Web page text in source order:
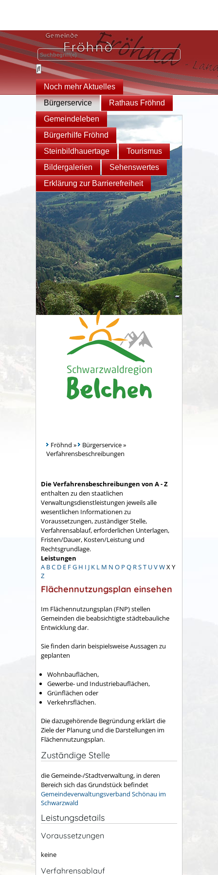
Noch mehr Aktuelles
Bürgerservice
Rathaus Fröhnd
Gemeindeleben
Bürgerhilfe Fröhnd
Steinbildhauertage
Tourismus
Bildergalerien
Sehenswertes
Erklärung zur Barrierefreiheit
Fröhnd » Bürgerservice»
Verfahrensbeschreibungen
Die Verfahrensbeschreibungen von A - Z
enthalten zu den staatlichen
Verwaltungsdienstleistungen jeweils alle
wesentlichen Informationen zu
Voraussetzungen, zuständiger Stelle,
Verfahrensablauf, erforderlichen Unterlagen,
Fristen/Dauer, Kosten/Leistung und
Rechtsgrundlage.
Leistungen
A BC D E FG H I J K L M N O P Q RST UVWX Y
Z
Flächennutzungsplan einsehen
Im Flächennutzungsplan (FNP) stellen
Gemeinden die beabsichtigte städtebauliche
Entwicklung dar.
Sie finden darin beispielsweise Aussagen zu
geplanten
Wohnbauflächen,
Gewerbe- und Industriebauflächen,
Grünflächen oder
Verkehrsflächen.
Die dazugehörende Begründung erklärt die
Ziele der Planung und die Darstellungen im
Flächennutzungsplan.
Zuständige Stelle
die Gemeinde-/Stadtverwaltung, in deren
Bereich sich das Grundstück befindet
Gemeindeverwaltungsverband Schönau im
Schwarzwald
Leistungsdetails
Voraussetzungen
keine
Verfahrensablauf